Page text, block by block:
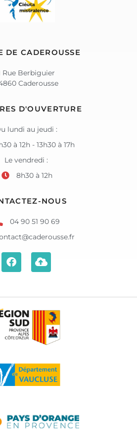
DE CADEROUSSE
Rue Berbiguier
Caderousse
D'OUVERTURE
lundi au jeudi :
à 12h - 13h30 à 17h
Le vendredi :
8h30 à 12h
NOUS
04 90 51 90 69